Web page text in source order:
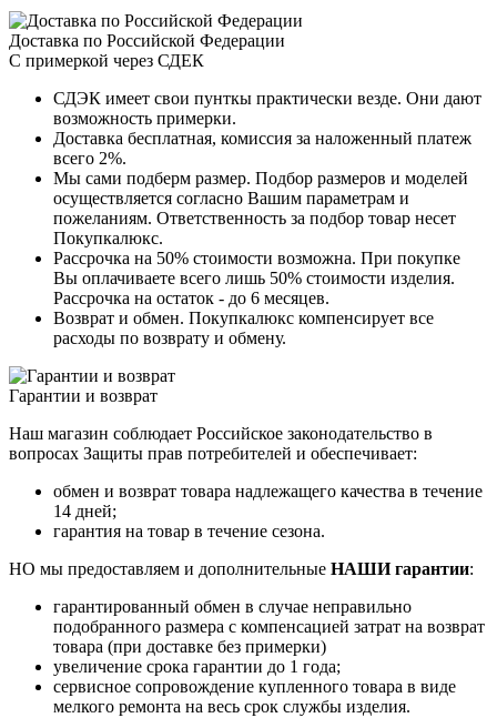
Доставка по Российской Федерации
С примеркой через СДЕК
СДЭК имеет свои пунткы практически везде. Они дают
возможность примерки.
Доставка бесплатная, комиссия за наложенный платеж
всего 2%.
Мы сами подберм размер. Подбор размеров и моделей
осуществляется согласно Вашим параметрам и
пожеланиям. Ответственность за подбор товар несет
Покупкалюкс.
Рассрочка на 50% стоимости возможна. При покупке
Вы оплачиваете всего лишь 50% стоимости изделия.
Рассрочка на остаток - до 6 месяцев.
Возврат и обмен. Покупкалюкс компенсирует все
расходы по возврату и обмену.
Гарантии и возврат
Наш магазин соблюдает Российское законодательство в
вопросах Защиты прав потребителей и обеспечивает:
обмен и возврат товара надлежащего качества в течение
14 дней;
гарантия на товар в течение сезона.
НО мы предоставляем и дополнительные НАШИ гарантии:
гарантированный обмен в случае неправильно
подобранного размера с компенсацией затрат на возврат
товара (при доставке без примерки)
увеличение срока гарантии до 1 года;
сервисное сопровождение купленного товара в виде
мелкого ремонта на весь срок службы изделия.